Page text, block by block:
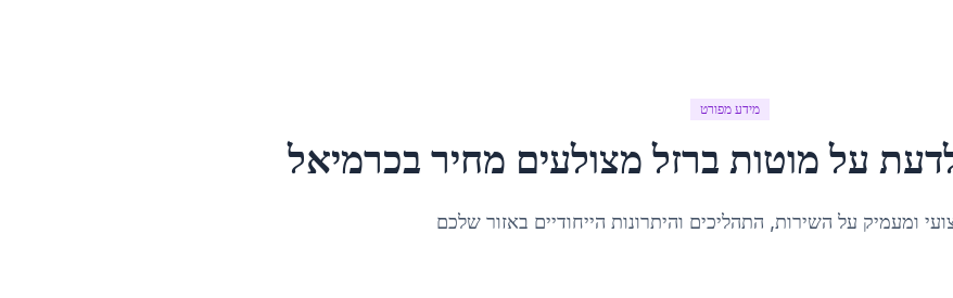
מידע מפורט
על מוטות ברזל מצולעים מחיר בכרמיאל
ומעמיק על השירות, התהליכים והיתרונות הייחודיים באזור שלכם